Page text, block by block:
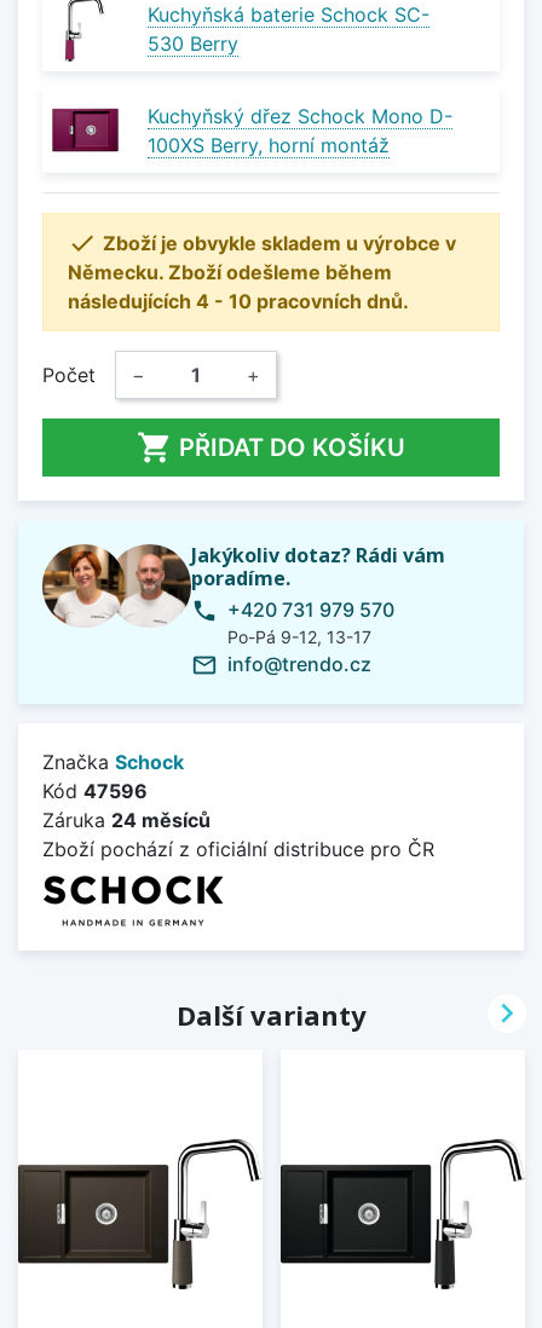
Kuchyňská baterie Schock SC-
530 Berry
Kuchyňský dřez Schock Mono D-
100XS Berry, horní montáž
 Zboží je obvykle skladem u výrobce v
Německu. Zboží odešleme během
následujících 4 - 10 pracovních dnů.
Počet − +
 PŘIDAT DO KOŠÍKU
Jakýkoliv dotaz? Rádi vám
poradíme.
phone +420 731 979 570
Po-Pá 9-12, 13-17
mail_outline info@trendo.cz
Značka Schock
Kód 47596
Záruka 24 měsíců
Zboží pochází z oficiální distribuce pro ČR
Další varianty 